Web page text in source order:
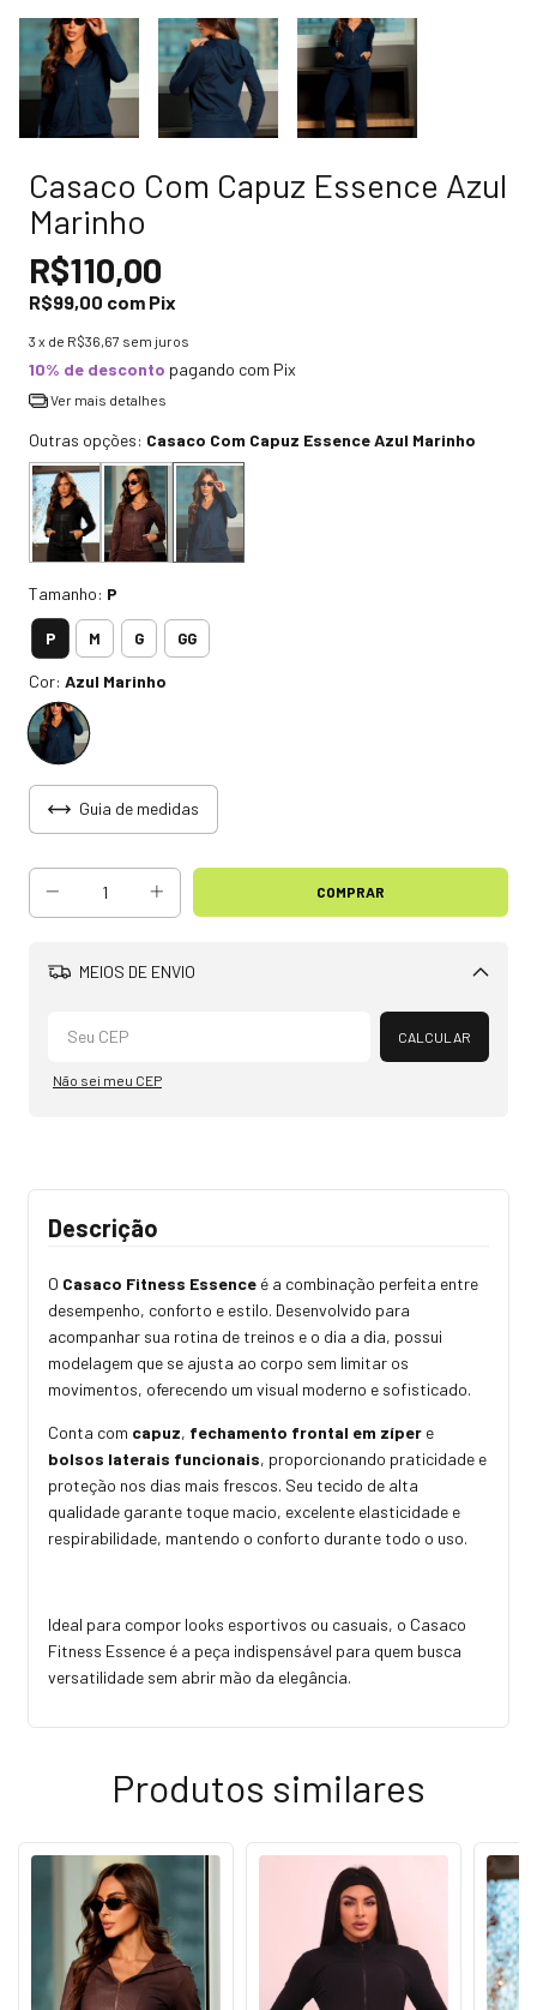
Casaco Com Capuz Essence Azul
Marinho
R$110,00
R$99,00 com Pix
3 x de R$36,67 sem juros
10% de desconto pagando com Pix
Ver mais detalhes
Outras opções: Casaco Com Capuz Essence Azul Marinho
Tamanho: P
P M G GG
Cor: Azul Marinho
Guia de medidas
MEIOS DE ENVIO
Alterar CEP
CALCULAR
Não sei meu CEP
Descrição
O Casaco Fitness Essence é a combinação perfeita entre
desempenho, conforto e estilo. Desenvolvido para
acompanhar sua rotina de treinos e o dia a dia, possui
modelagem que se ajusta ao corpo sem limitar os
movimentos, oferecendo um visual moderno e sofisticado.
Conta com capuz, fechamento frontal em zíper e
bolsos laterais funcionais, proporcionando praticidade e
proteção nos dias mais frescos. Seu tecido de alta
qualidade garante toque macio, excelente elasticidade e
respirabilidade, mantendo o conforto durante todo o uso.
Ideal para compor looks esportivos ou casuais, o Casaco
Fitness Essence é a peça indispensável para quem busca
versatilidade sem abrir mão da elegância.
Produtos similares